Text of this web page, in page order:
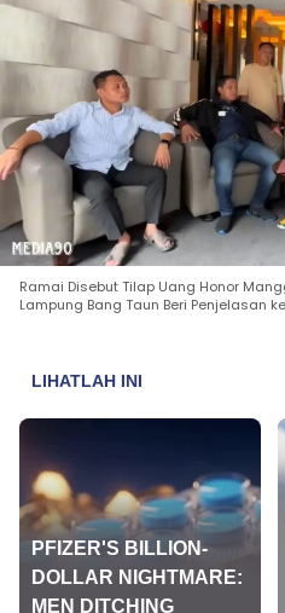
Ramai Disebut Tilap Uang Honor
Lampung Bang Taun Beri Penjelasan